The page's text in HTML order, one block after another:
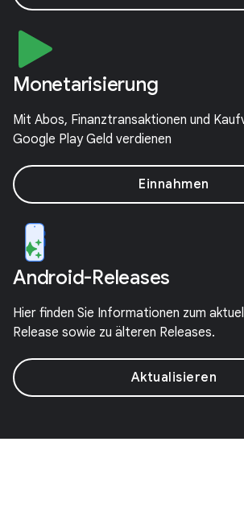
Monetarisierung
Mit Abos, Finanztransaktionen und
Google Play Geld verdienen
Einnahme­n
Android-Releases
Hier finden Sie Informationen zum
Release sowie zu älteren Releases.
Aktualisieren